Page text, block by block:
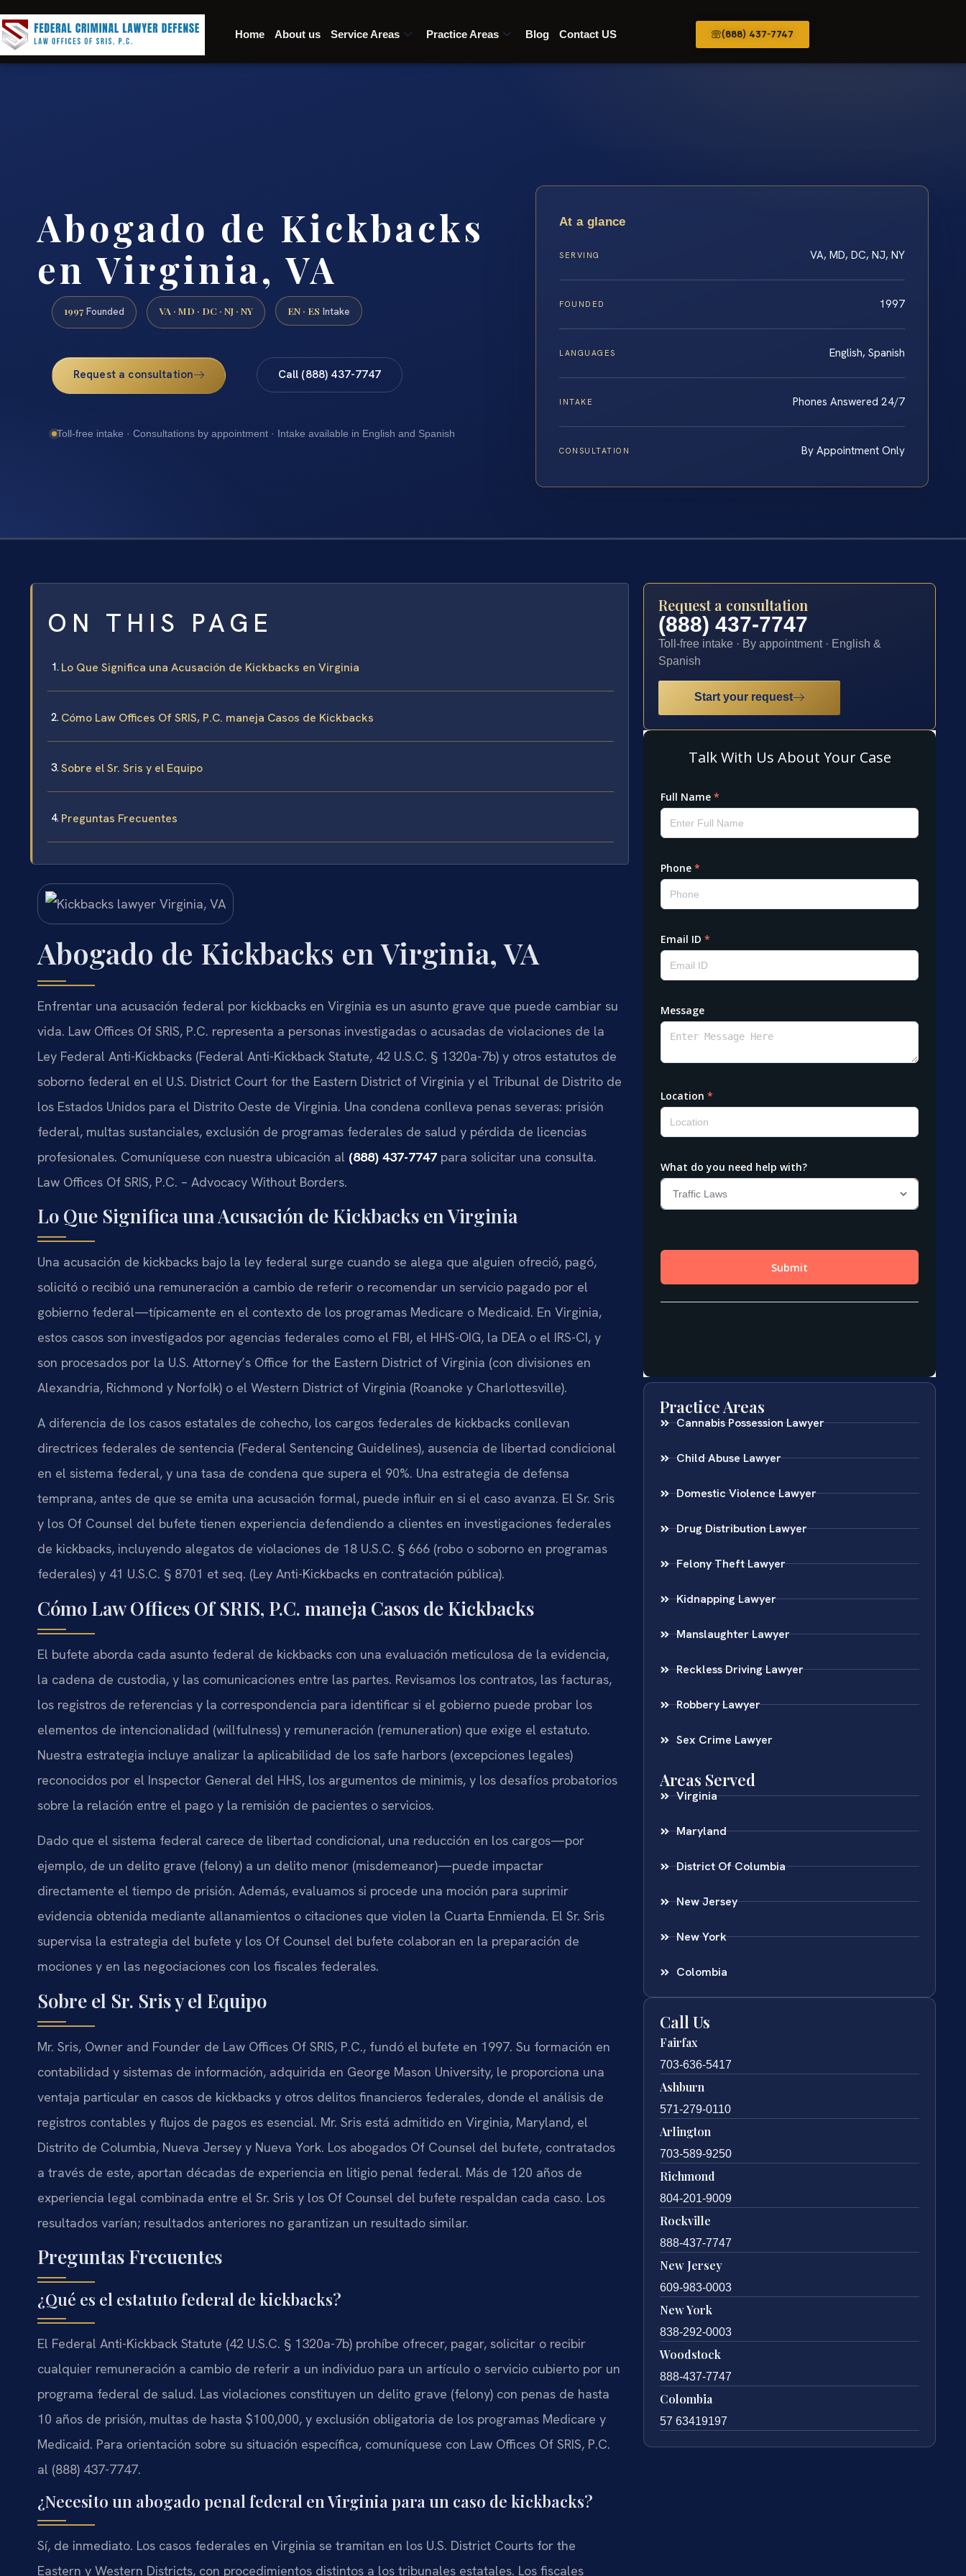
Home About us Service Areas Practice Areas Blog Contact US (888) 437-7747
Abogado de Kickbacks
en Virginia, VA
1997 Founded VA · MD · DC · NJ · NY EN · ES Intake
Request a consultation Call (888) 437-7747
Toll-free intake · Consultations by appointment · Intake available in English and Spanish
At a glance
SERVING VA, MD, DC, NJ, NY
FOUNDED 1997
LANGUAGES English, Spanish
INTAKE Phones Answered 24/7
CONSULTATION By Appointment Only
ON THIS PAGE
Lo Que Significa una Acusación de Kickbacks en Virginia
Cómo Law Offices Of SRIS, P.C. maneja Casos de Kickbacks
Sobre el Sr. Sris y el Equipo
Preguntas Frecuentes
Abogado de Kickbacks en Virginia, VA
Enfrentar una acusación federal por kickbacks en Virginia es un asunto grave que puede cambiar su
vida. Law Offices Of SRIS, P.C. representa a personas investigadas o acusadas de violaciones de la
Ley Federal Anti-Kickbacks (Federal Anti-Kickback Statute, 42 U.S.C. § 1320a-7b) y otros estatutos de
soborno federal en el U.S. District Court for the Eastern District of Virginia y el Tribunal de Distrito de
los Estados Unidos para el Distrito Oeste de Virginia. Una condena conlleva penas severas: prisión
federal, multas sustanciales, exclusión de programas federales de salud y pérdida de licencias
profesionales. Comuníquese con nuestra ubicación al (888) 437-7747 para solicitar una consulta.
Law Offices Of SRIS, P.C. – Advocacy Without Borders.
Lo Que Significa una Acusación de Kickbacks en Virginia
Una acusación de kickbacks bajo la ley federal surge cuando se alega que alguien ofreció, pagó,
solicitó o recibió una remuneración a cambio de referir o recomendar un servicio pagado por el
gobierno federal—típicamente en el contexto de los programas Medicare o Medicaid. En Virginia,
estos casos son investigados por agencias federales como el FBI, el HHS-OIG, la DEA o el IRS-CI, y
son procesados por la U.S. Attorney’s Office for the Eastern District of Virginia (con divisiones en
Alexandria, Richmond y Norfolk) o el Western District of Virginia (Roanoke y Charlottesville).
A diferencia de los casos estatales de cohecho, los cargos federales de kickbacks conllevan
directrices federales de sentencia (Federal Sentencing Guidelines), ausencia de libertad condicional
en el sistema federal, y una tasa de condena que supera el 90%. Una estrategia de defensa
temprana, antes de que se emita una acusación formal, puede influir en si el caso avanza. El Sr. Sris
y los Of Counsel del bufete tienen experiencia defendiendo a clientes en investigaciones federales
de kickbacks, incluyendo alegatos de violaciones de 18 U.S.C. § 666 (robo o soborno en programas
federales) y 41 U.S.C. § 8701 et seq. (Ley Anti-Kickbacks en contratación pública).
Cómo Law Offices Of SRIS, P.C. maneja Casos de Kickbacks
El bufete aborda cada asunto federal de kickbacks con una evaluación meticulosa de la evidencia,
la cadena de custodia, y las comunicaciones entre las partes. Revisamos los contratos, las facturas,
los registros de referencias y la correspondencia para identificar si el gobierno puede probar los
elementos de intencionalidad (willfulness) y remuneración (remuneration) que exige el estatuto.
Nuestra estrategia incluye analizar la aplicabilidad de los safe harbors (excepciones legales)
reconocidos por el Inspector General del HHS, los argumentos de minimis, y los desafíos probatorios
sobre la relación entre el pago y la remisión de pacientes o servicios.
Dado que el sistema federal carece de libertad condicional, una reducción en los cargos—por
ejemplo, de un delito grave (felony) a un delito menor (misdemeanor)—puede impactar
directamente el tiempo de prisión. Además, evaluamos si procede una moción para suprimir
evidencia obtenida mediante allanamientos o citaciones que violen la Cuarta Enmienda. El Sr. Sris
supervisa la estrategia del bufete y los Of Counsel del bufete colaboran en la preparación de
mociones y en las negociaciones con los fiscales federales.
Sobre el Sr. Sris y el Equipo
Mr. Sris, Owner and Founder de Law Offices Of SRIS, P.C., fundó el bufete en 1997. Su formación en
contabilidad y sistemas de información, adquirida en George Mason University, le proporciona una
ventaja particular en casos de kickbacks y otros delitos financieros federales, donde el análisis de
registros contables y flujos de pagos es esencial. Mr. Sris está admitido en Virginia, Maryland, el
Distrito de Columbia, Nueva Jersey y Nueva York. Los abogados Of Counsel del bufete, contratados
a través de este, aportan décadas de experiencia en litigio penal federal. Más de 120 años de
experiencia legal combinada entre el Sr. Sris y los Of Counsel del bufete respaldan cada caso. Los
resultados varían; resultados anteriores no garantizan un resultado similar.
Preguntas Frecuentes
¿Qué es el estatuto federal de kickbacks?
El Federal Anti-Kickback Statute (42 U.S.C. § 1320a-7b) prohíbe ofrecer, pagar, solicitar o recibir
cualquier remuneración a cambio de referir a un individuo para un artículo o servicio cubierto por un
programa federal de salud. Las violaciones constituyen un delito grave (felony) con penas de hasta
10 años de prisión, multas de hasta $100,000, y exclusión obligatoria de los programas Medicare y
Medicaid. Para orientación sobre su situación específica, comuníquese con Law Offices Of SRIS, P.C.
al (888) 437-7747.
¿Necesito un abogado penal federal en Virginia para un caso de kickbacks?
Sí, de inmediato. Los casos federales en Virginia se tramitan en los U.S. District Courts for the
Eastern y Western Districts, con procedimientos distintos a los tribunales estatales. Los fiscales
Request a consultation
(888) 437-7747
Toll-free intake · By appointment · English &
Spanish
Start your request
Practice Areas
Cannabis Possession Lawyer
Child Abuse Lawyer
Domestic Violence Lawyer
Drug Distribution Lawyer
Felony Theft Lawyer
Kidnapping Lawyer
Manslaughter Lawyer
Reckless Driving Lawyer
Robbery Lawyer
Sex Crime Lawyer
Areas Served
Virginia
Maryland
District Of Columbia
New Jersey
New York
Colombia
Call Us
Fairfax
703-636-5417
Ashburn
571-279-0110
Arlington
703-589-9250
Richmond
804-201-9009
Rockville
888-437-7747
New Jersey
609-983-0003
New York
838-292-0003
Woodstock
888-437-7747
Colombia
57 63419197